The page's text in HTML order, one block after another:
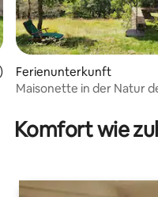
Bewertung: 4,98 von
Ferienunterkunft
Maisonette in der Natur
Komfort wie